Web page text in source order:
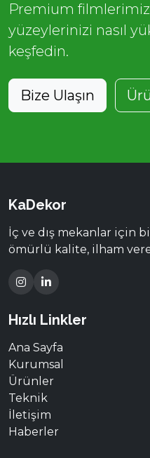
Premium
yüzeylerinizi nasıl
keşfedin.
Bize Ulaşın
KaDekor
İç ve dış mekanlar için
ömürlü kalite, ilham
Hızlı Linkler
Ana Sayfa
Kurumsal
Ürünler
Teknik
İletişim
Haberler